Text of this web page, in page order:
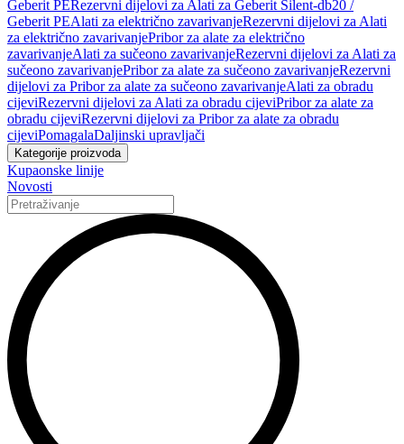
Geberit PERezervni dijelovi za Alati za Geberit Silent-db20 /
Geberit PEAlati za električno zavarivanjeRezervni dijelovi za Alati
za električno zavarivanjePribor za alate za električno
zavarivanjeAlati za sučeono zavarivanjeRezervni dijelovi za Alati za
sučeono zavarivanjePribor za alate za sučeono zavarivanjeRezervni
dijelovi za Pribor za alate za sučeono zavarivanjeAlati za obradu
cijeviRezervni dijelovi za Alati za obradu cijeviPribor za alate za
obradu cijeviRezervni dijelovi za Pribor za alate za obradu
cijeviPomagalaDaljinski upravljači
Kategorije proizvoda
Kupaonske linije
Novosti